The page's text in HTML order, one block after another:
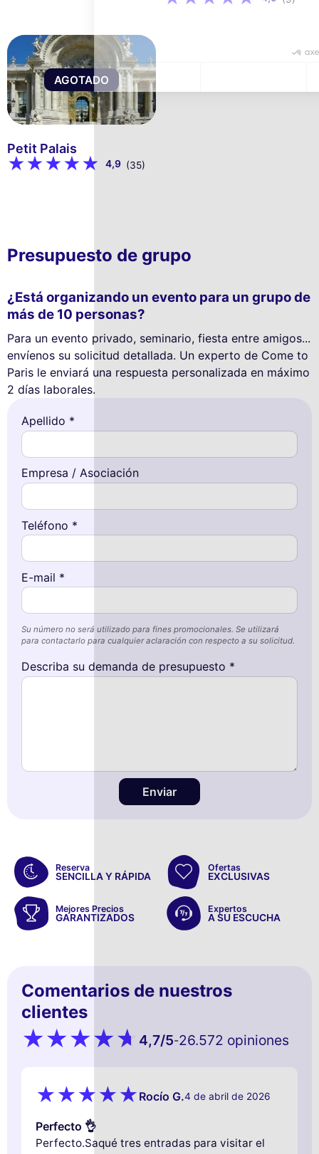
AGOTADO
Petit Palais
4,9 (35)
Presupuesto de grupo
¿Está organizando un evento para un grupo de
más de 10 personas?
Para un evento privado, seminario, fiesta entre amigos...
envíenos su solicitud detallada. Un experto de Come to
Paris le enviará una respuesta personalizada en máximo
2 días laborales.
Apellido *
Empresa / Asociación
Teléfono *
E-mail *
Su número no será utilizado para fines promocionales. Se utilizará
para contactarlo para cualquier aclaración con respecto a su solicitud.
Describa su demanda de presupuesto *
Enviar
Reserva
SENCILLA Y RÁPIDA
Ofertas
EXCLUSIVAS
Mejores Precios
GARANTIZADOS
Expertos
A SU ESCUCHA
Comentarios de nuestros
clientes
4,7/5-26.572 opiniones
Rocío G.4 de abril de 2026
Perfecto 👌
Perfecto.Saqué tres entradas para visitar el